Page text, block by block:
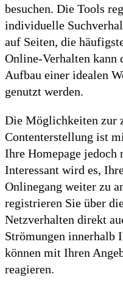
besuchen. Die Tools
individuelle
auf Seiten, die
Online-Verhalten kann
Aufbau einer idealen
genutzt werden.
Die Möglichkeiten zur
Contenterstellung ist
Ihre Homepage jedoch
Interessant wird es,
Onlinegang weiter zu
registrieren Sie über
Netzverhalten direkt
Strömungen innerhalb
können mit Ihren
reagieren.